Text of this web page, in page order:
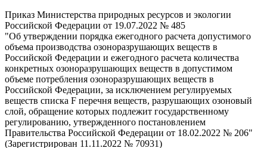
Приказ Министерства природных ресурсов и экологии
Российской Федерации от 19.07.2022 № 485
"Об утверждении порядка ежегодного расчета допустимого
объема производства озоноразрушающих веществ в
Российской Федерации и ежегодного расчета количества
конкретных озоноразрушающих веществ в допустимом
объеме потребления озоноразрушающих веществ в
Российской Федерации, за исключением регулируемых
веществ списка F перечня веществ, разрушающих озоновый
слой, обращение которых подлежит государственному
регулированию, утвержденного постановлением
Правительства Российской Федерации от 18.02.2022 № 206"
(Зарегистрирован 11.11.2022 № 70931)